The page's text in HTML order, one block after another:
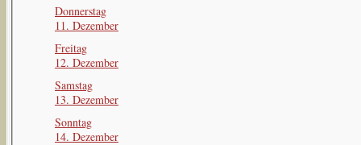
Donnerstag
11. Dezember
Freitag
12. Dezember
Samstag
13. Dezember
Sonntag
14. Dezember